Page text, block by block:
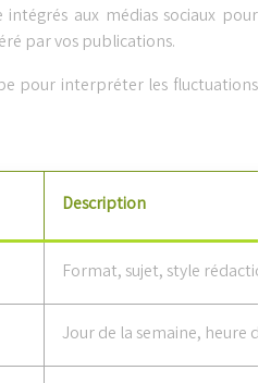
intégrés aux médias sociaux pour
par vos publications.
pour interpréter les fluctuations
Description
Format, sujet, style
Jour de la semaine, heure